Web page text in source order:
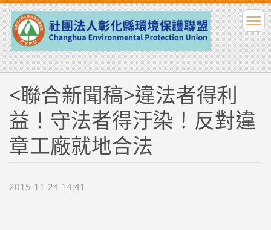
<聯合新聞稿>違法者得利
益！守法者得汙染！反對違
章工廠就地合法
2015-11-24 14:41